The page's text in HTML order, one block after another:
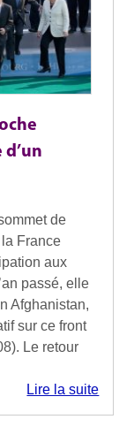
de
France
aux
passé, elle
Afghanistan,
sur ce front
Le retour
Lire la suite